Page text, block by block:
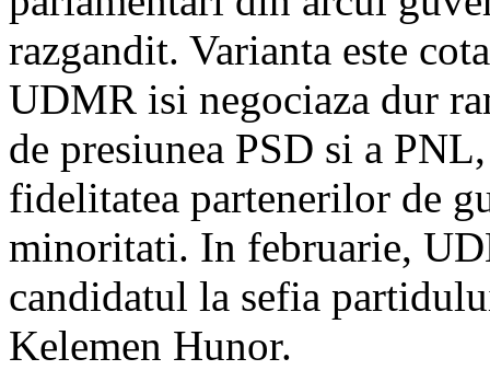
razgandit. Varianta este
UDMR isi negociaza dur
de presiunea PSD si a
fidelitatea partenerilor de
minoritati. In februarie,
candidatul la sefia
Kelemen Hunor.